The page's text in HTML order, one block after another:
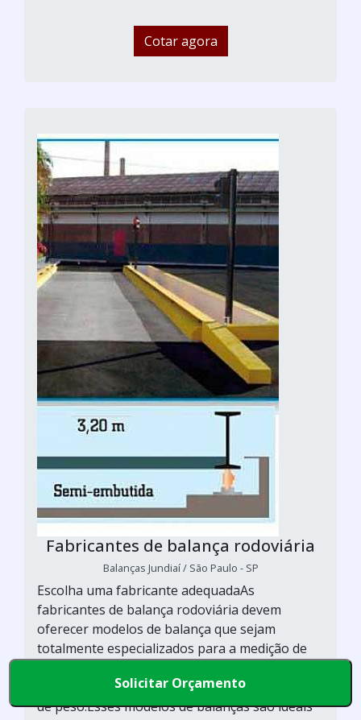
Cotar agora
Fabricantes de balança rodoviária
Balanças Jundiaí / São Paulo - SP
Escolha uma fabricante adequadaAs
fabricantes de balança rodoviária devem
oferecer modelos de balança que sejam
totalmente especializados para a medição de
capazes de trabalhar com diversas capacidades
de peso.Esses modelos de balanças são ideais
Solicitar Orçamento